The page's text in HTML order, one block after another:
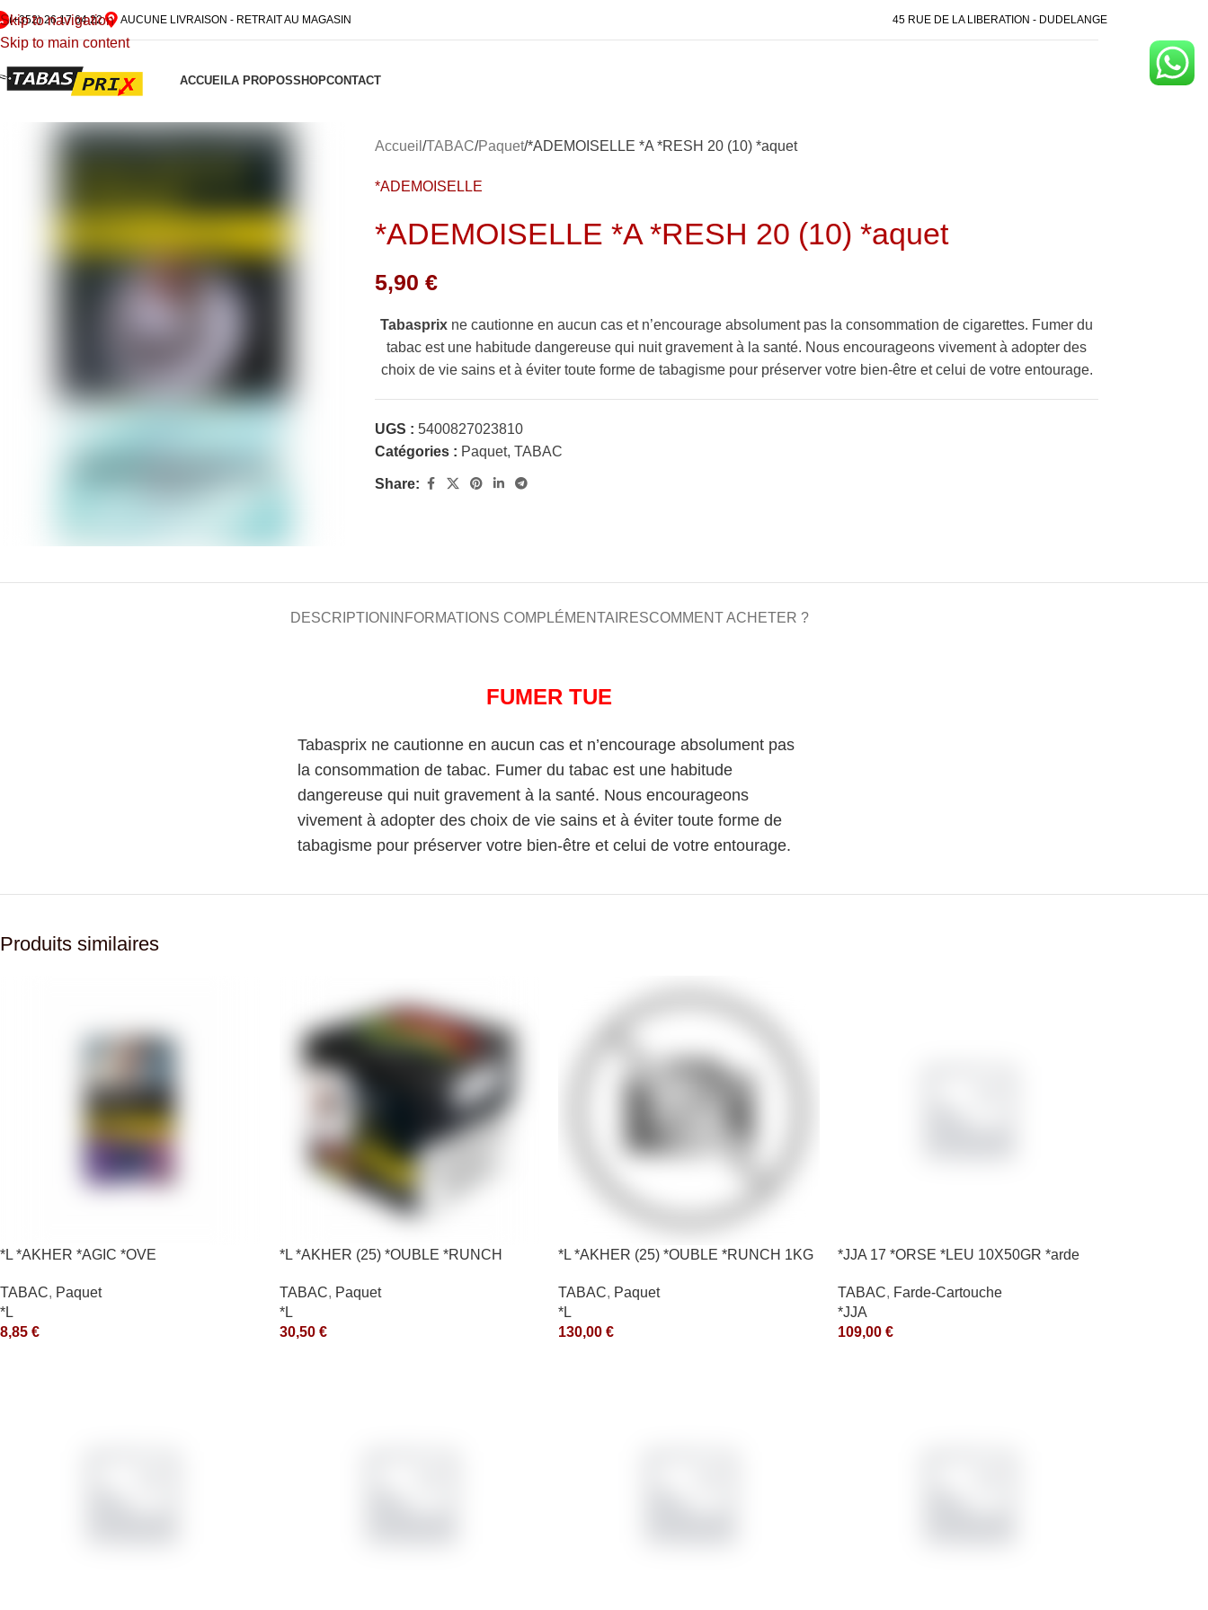
Skip to navigation
Skip to main content
(+352) 26 17 64 22 AUCUNE LIVRAISON - RETRAIT AU MAGASIN 45 RUE DE LA LIBERATION - DUDELANGE
ACCUEILA PROPOSSHOPCONTACT
Accueil TABAC Paquet *ADEMOISELLE *A *RESH 20 (10) *aquet
*ADEMOISELLE
*ADEMOISELLE *A *RESH 20 (10) *aquet
5,90€
Tabasprix ne cautionne en aucun cas et n’encourage absolument pas la consommation de cigarettes. Fumer du
tabac est une habitude dangereuse qui nuit gravement à la santé. Nous encourageons vivement à adopter des
choix de vie sains et à éviter toute forme de tabagisme pour préserver votre bien-être et celui de votre entourage.
UGS :5400827023810
Catégories : Paquet, TABAC
Share:
DESCRIPTION INFORMATIONS COMPLÉMENTAIRESCOMMENT ACHETER ?
FUMER TUE
Tabasprix ne cautionne en aucun cas et n’encourage absolument pas
la consommation de tabac. Fumer du tabac est une habitude
dangereuse qui nuit gravement à la santé. Nous encourageons
vivement à adopter des choix de vie sains et à éviter toute forme de
tabagisme pour préserver votre bien-être et celui de votre entourage.
Produits similaires
*L *AKHER *AGIC *OVE
TABAC, Paquet
*L
8,85 €
*L *AKHER (25) *OUBLE *RUNCH
TABAC, Paquet
*L
30,50 €
*L *AKHER (25) *OUBLE *RUNCH 1KG
TABAC, Paquet
*L
130,00 €
*JJA 17 *ORSE *LEU 10X50GR *arde
TABAC, Farde-Cartouche
*JJA
109,00 €